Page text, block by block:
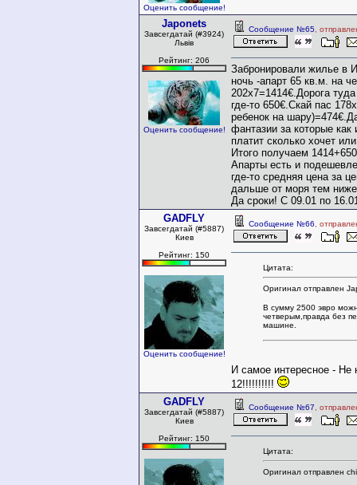
Оценить сообщение!
Japonets
Завсегдатай (#3924)
Львів
Рейтинг: 206
Оценить сообщение!
Сообщение №65 ,
Забронировали жилье в
ночь -апарт 65 кв.м. на
202х7=1414€.Дорога
где-то 650€.Скай пас
ребенок на
фантазии за которые как
платит сколько хочет
Итого получаем
Апарты есть и
где-то средняя цена за
дальше от моря тем
Да сроки! С 09.01 по
GADFLY
Завсегдатай (#5887)
Киев
Рейтинг: 150
Оценить сообщение!
Сообщение №66 ,
Цитата:
Оригинал отправлен
В сумму 2500 эвро
четверым,правда без
машине.
И самое интересное - Не
12!!!!!!!!!!
GADFLY
Завсегдатай (#5887)
Киев
Рейтинг: 150
Сообщение №67 ,
Цитата:
Оригинал отправлен